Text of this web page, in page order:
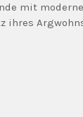
mit
ihres